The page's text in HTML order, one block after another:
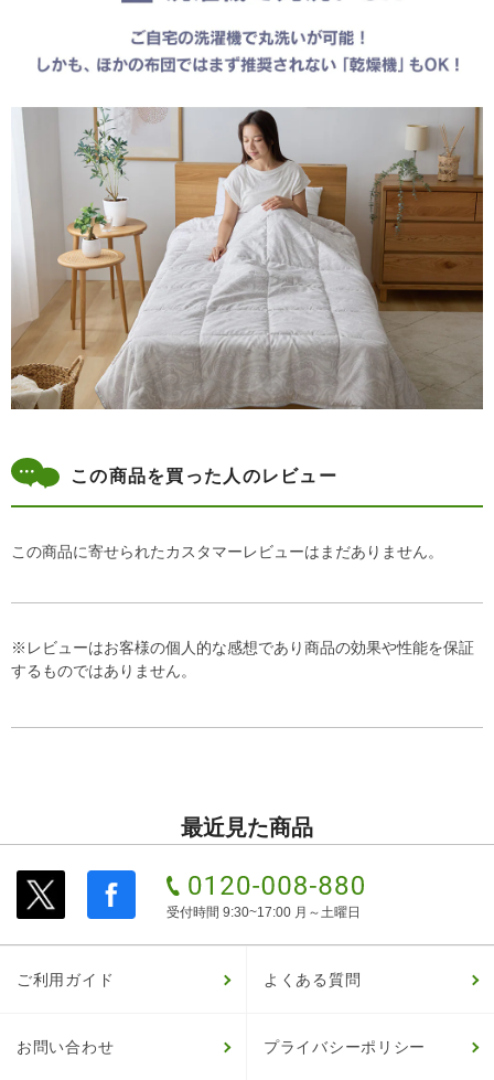
この商品を買った人のレビュー
この商品に寄せられたカスタマーレビューはまだありません。
※レビューはお客様の個人的な感想であり商品の効果や性能を保証
するものではありません。
最近見た商品
受付時間 9:30~17:00 月～土曜日
ご利用ガイド よくある質問
お問い合わせ プライバシーポリシー